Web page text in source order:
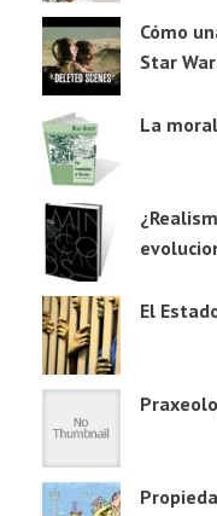
Cómo
Star
La
El